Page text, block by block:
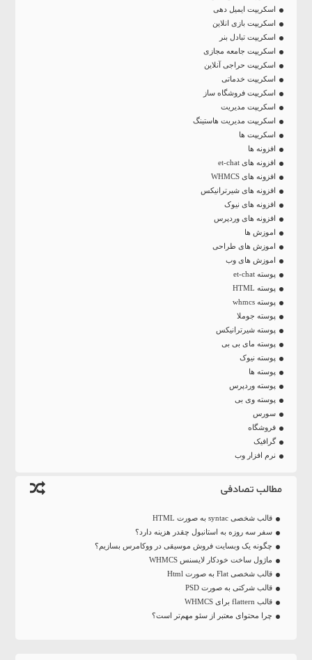
اسکریپت ایمیل دهی
اسکریپت بازی انلاین
اسکریپت تبادل بنر
اسکریپت جامعه مجازی
اسکریپت حراجی آنلاین
اسکریپت خدماتی
اسکریپت فروشگاه ساز
اسکریپت مدیریت
اسکریپت مدیریت هاستینگ
اسکریپت ها
افزونه ها
افزونه های et-chat
افزونه های WHMCS
افزونه های شیرترانیکس
افزونه های نیوک
افزونه های وردپرس
اموزش ها
اموزش های طراحی
اموزش های وب
پوسته et-chat
پوسته HTML
پوسته whmcs
پوسته جوملا
پوسته شیرترانیکس
پوسته مای بی بی
پوسته نیوک
پوسته ها
پوسته وردپرس
پوسته وی بی
سورس
فروشگاه
گرافیک
نرم افزار وب
مطالب تصادفی
قالب شخصی syntac به صورت HTML
سفر سه روزه به استانبول چقدر هزینه دارد؟
چگونه یک وبسایت فروش موسیقی در ووکامرس بسازیم؟
ماژول ساخت خودکار لایسنس WHMCS
قالب شخصی Flat به صورت Html
قالب شرکتی به صورت PSD
قالب flattern برای WHMCS
چرا محتوای معتبر از سئو مهم‌تر است؟